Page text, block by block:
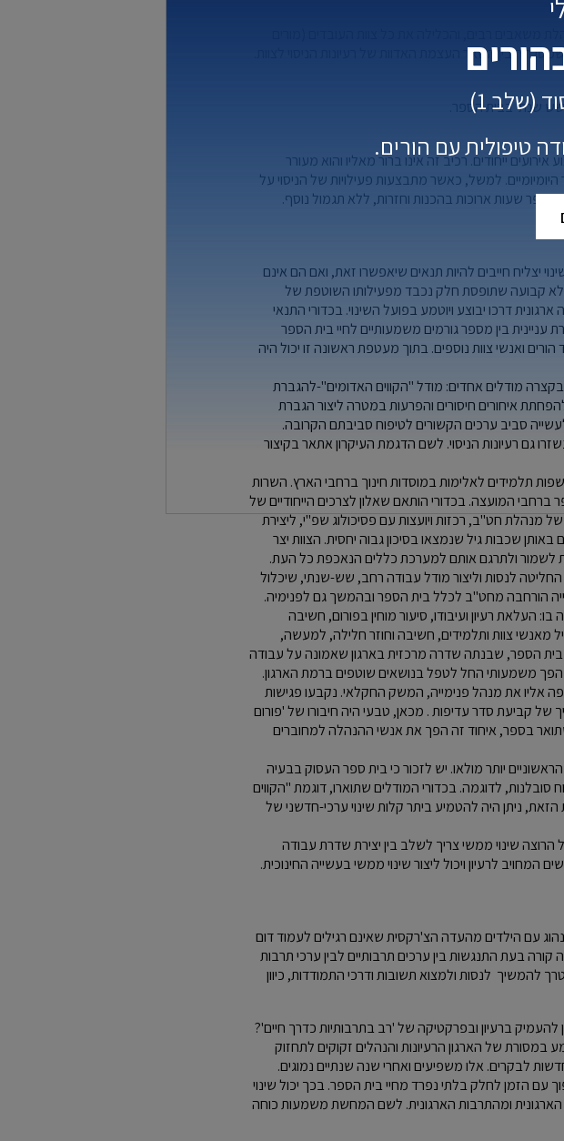
בין השאר העצמת האדוות של רעיונות הניסוי לצוות.
שנתי בבית הספר.
ייחודים. רכיב זה אינו ברור מאליו והוא מעורר
למשל, כאשר מתבצעות פעילויות של הניסוי על
הספר שעות ארוכות בהכנות וחזרות, ללא תגמול נוסף.
שהשינוי יצליח חייבים להיות תנאים שיאפשרו זאת, ואם הם אינם
אלא קבועה שתופסת חלק נכבד מפעילותו השוטפת של
דרכו יבוצע ויוטמע בפועל השינוי. בכדורי התנאי
בין מספר גורמים משמעותיים לחיי בית הספר
ואנשי צוות נוספים. בתוך מעטפת ראשונה זו יכול היה
מודלים אחדים: מודל "הקווים האדומים"-להגברת
איחורים חיסורים והפרעות במטרה ליצור הגברת
סביב ערכים הקשורים לטיפוח סביבתם הקרובה.
גם רעיונות הניסוי. לשם הדגמת העיקרון אתאר בקיצור
היחשפות תלמידים לאלימות במוסדות חינוך ברחבי הארץ. השרות
המועצה. בכדורי הותאם שאלון לצרכים הייחודיים של
חט"ב, רכזות ויועצות עם פסיכולוג שפ"י, ליצירת
שכבות גיל שנמצאו בסיכון גבוה יחסית. הצוות יצר
לשמור ולתרגם אותם למערכת כללים הנאכפת כל העת.
לנסות וליצור מודל עבודה רחב, שש-שנתי, שיכלול
הורחבה מחט"ב לכלל בית הספר ובהמשך גם לפנימיה.
העלאת רעיון ועיבודו, סיעור מוחין בפורום, חשיבה
מאנשי צוות ותלמידים, חשיבה וחוזר חלילה, למעשה,
הספר, שבנתה שדרה מרכזית בארגון שאמונה על עבודה
משמעותי החל לטפל בנושאים שוטפים ברמת הארגון.
אליו את מנהל פנימייה, המשק החקלאי. נקבעו פגישות
של קביעת סדר עדיפות . מכאן, טבעי היה חיבורו של 'פורום
כפי שתואר בספר, איחוד זה הפך את אנשי ההנהלה למחוברים
יותר מולאו. יש לזכור כי בית ספר העסוק בבעיה
לדוגמה. בכדורי המודלים שתוארו, דוגמת "הקווים
ניתן היה להטמיע ביתר קלות שינוי ערכי-חדשני של
שינוי ממשי צריך לשלב בין יצירת שדרת עבודה
לרעיון ויכול ליצור שינוי ממשי בעשייה החינוכית.
עם הילדים מהעדה הצ'רקסית שאינם רגילים לעמוד דום
בעת התנגשות בין ערכים תרבותיים לבין ערכי תרבות
להמשיך לנסות ולמצוא תשובות ודרכי התמודדות, כיוון
ברעיון ובפרקטיקה של 'רב בתרבותיות כדרך חיים'?
במסורת של הארגון הרעיונות והנהלים זקוקים לתחזוק
לבקרים. אלו משפיעים ואחרי שנה שנתיים נמוגים.
עם הזמן לחלק בלתי נפרד מחיי בית הספר. בכך יכול שינוי
הארגונית ומהתרבות הארגונית. לשם המחשת משמעות כוחה
(שלב 1)
טיפולית עם הורים.